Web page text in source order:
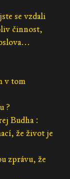
se vzdali
činnost,
v tom
?
Budha :
že život je
zprávu, že